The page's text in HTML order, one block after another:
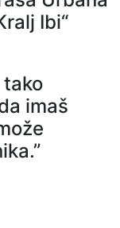
Ibi“
imaš